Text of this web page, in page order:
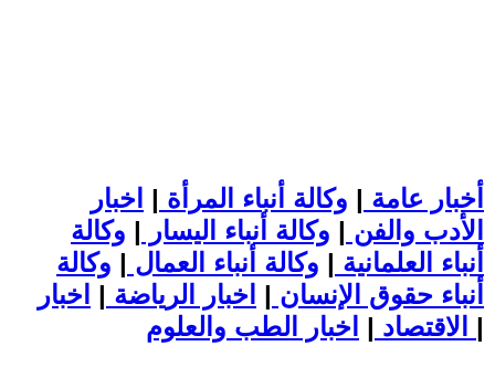
أخبار عامة | وكالة أنباء المرأة | اخبار
الأدب والفن | وكالة أنباء اليسار | وكالة
أنباء العلمانية | وكالة أنباء العمال | وكالة
أنباء حقوق الإنسان | اخبار الرياضة | اخبار
الاقتصاد | |